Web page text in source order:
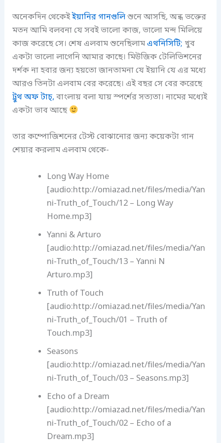
অনেকদিন থেকেইইয়ানিরগানগুলিশুনে আসছি, অন্ধ ভক্তের
মতন আমি বলবনা যে সবই ভালো কাজ, ভালো মন্দ মিলিয়ে
কাজ করেছে সে। শেষ এলবাম শুনেছিলামএথনিসিটি; খুব
একটা ভালো লাগেনি আমার কাছে। মিউজিক টেলিভিশনের
দর্শক না হবার জন্য হয়তো জানতামনা যে ইয়ানি যে এর মধ্যে
আরও তিনটা এলবাম বের করেছে। এই বছর সে বের করেছে
ট্রুথ অফ টাচ্, বাংলায় বলা যায় স্পর্শের সত্যতা। নামের মধ্যেই
একটা ভাব আছে
তার কম্পোজিশনের টেস্ট বোঝানোর জন্য কয়েকটা গান
শেয়ার করলাম এলবাম থেকে-
Long Way Home
[audio:http://omiazad.net/files/media/Yan
ni-Truth_of_Touch/12 – Long Way
Home.mp3]
Yanni & Arturo
[audio:http://omiazad.net/files/media/Yan
ni-Truth_of_Touch/13 – Yanni N
Arturo.mp3]
Truth of Touch
[audio:http://omiazad.net/files/media/Yan
ni-Truth_of_Touch/01 – Truth of
Touch.mp3]
Seasons
[audio:http://omiazad.net/files/media/Yan
ni-Truth_of_Touch/03 – Seasons.mp3]
Echo of a Dream
[audio:http://omiazad.net/files/media/Yan
ni-Truth_of_Touch/02 – Echo of a
Dream.mp3]